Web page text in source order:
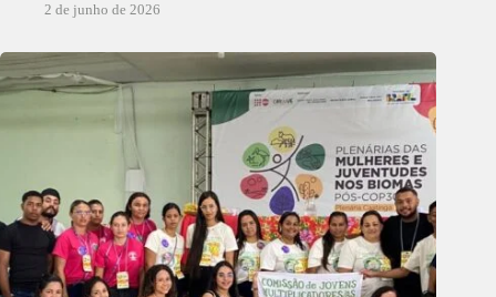
2 de junho de 2026